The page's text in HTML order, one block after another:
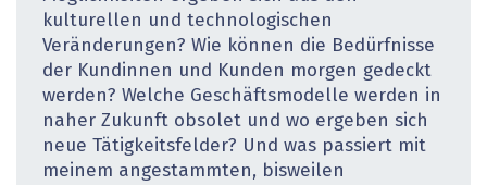
kulturellen und technologischen
Veränderungen? Wie können die Bedürfnisse
der Kundinnen und Kunden morgen gedeckt
werden? Welche Geschäftsmodelle werden in
naher Zukunft obsolet und wo ergeben sich
neue Tätigkeitsfelder? Und was passiert mit
meinem angestammten, bisweilen